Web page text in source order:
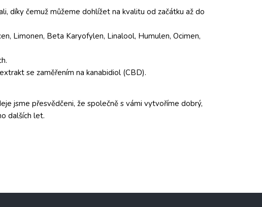
díky čemuž můžeme dohlížet na kvalitu od začátku až do
Limonen, Beta Karyofylen, Linalool, Humulen, Ocimen,
se zaměřením na kanabidiol (CBD).
jsme přesvědčeni, že společně s vámi vytvoříme dobrý,
dalších let.